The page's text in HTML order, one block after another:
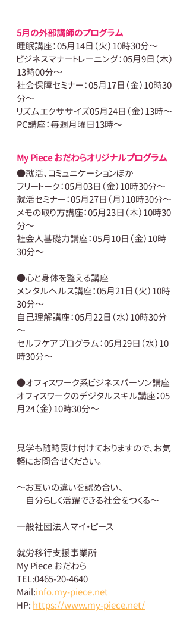
5月の外部講師のプログラム
睡眠講座：05月14日（火）10時30分～
ビジネスマナートレーニング：05月9日（木）
13時00分～
社会保障セミナー：05月17日（金）10時30
分～
リズムエクササイズ05月24日（金）13時～
PC講座：毎週月曜日13時～
My Piece おだわらオリジナルプログラム
●就活、コミュニケーションほか
フリートーク：05月03日（金）10時30分～
就活セミナー：05月27日（月）10時30分～
メモの取り方講座：05月23日（木）10時30
分～
社会人基礎力講座：05月10日（金）10時
30分～
●心と身体を整える講座
メンタルヘルス講座：05月21日（火）10時
30分～
自己理解講座：05月22日（水）10時30分
～
セルフケアプログラム：05月29日（水）10
時30分～
●オフィスワーク系ビジネスパーソン講座
オフィスワークのデジタルスキル講座：05
月24（金）10時30分～
見学も随時受け付けておりますので、お気
軽にお問合せください。
～お互いの違いを認め合い、
自分らしく活躍できる社会をつくる～
一般社団法人マイ・ピース
就労移行支援事業所
My Piece おだわら
TEL:0465-20-4640
Mail:info.my-piece.net
HP: https://www.my-piece.net/